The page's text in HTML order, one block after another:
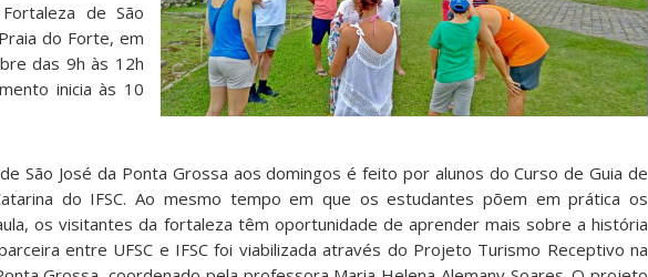
de São
do Forte, em
das 9h às 12h
inicia às 10
São José da Ponta Grossa aos domingos é feito por alunos do Curso de Guia de
do IFSC. Ao mesmo tempo em que os estudantes põem em prática os
os visitantes da fortaleza têm oportunidade de aprender mais sobre a história
entre UFSC e IFSC foi viabilizada através do Projeto Turismo Receptivo na